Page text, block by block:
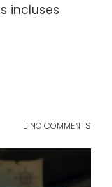
incluses
NO COMMENTS